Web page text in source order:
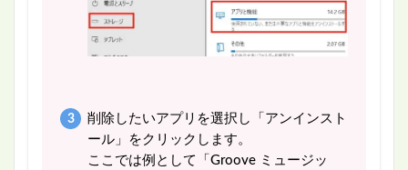
削除したいアプリを選択し「アンインスト
ール」をクリックします。
ここでは例として「Groove ミュージッ